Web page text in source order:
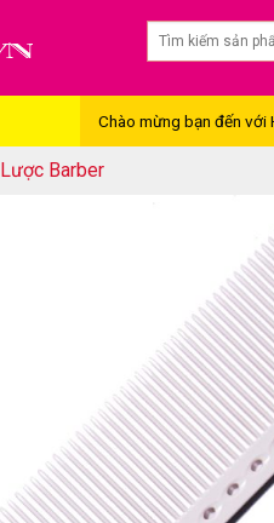
Chào mừng bạn đến
Lược Barber